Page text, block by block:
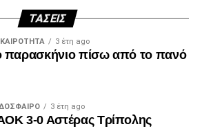
ΤΆΣΕΙΣ
3 έτη ago
παρασκήνιο πίσω από το πανό
3 έτη ago
3-0 Αστέρας Τρίπολης